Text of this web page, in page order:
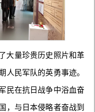
大量珍贵历史照片和革
人民军队的英勇事迹。
民在抗日战争中浴血奋
，与日本侵略者奋战到